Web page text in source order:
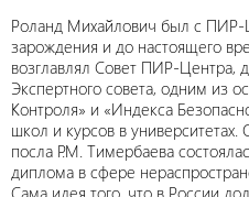
Роланд Михайлович был с ПИР-
зарождения и до настоящего
возглавлял Совет ПИР-Центра,
Экспертного совета, одним из
Контроля» и «Индекса
школ и курсов в
посла Р.М. Тимербаева
диплома в сфере
Сама идея того, что в России